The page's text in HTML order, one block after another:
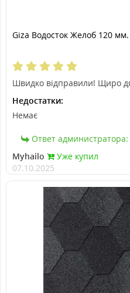
Giza Водосток Желоб 120
Швидко відправили! Щиро
Недостатки:
Немає
Ответ администратора:
Myhailo
Уже купил
07.10.2025